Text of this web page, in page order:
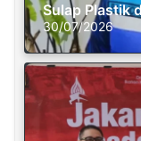
Sulap Plastik
30/07/2026